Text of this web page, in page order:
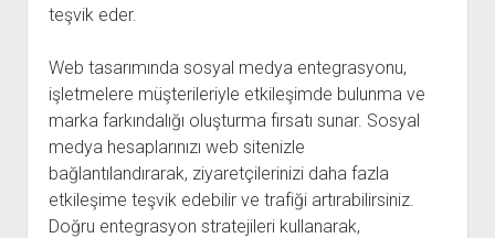
teşvik eder.
Web tasarımında sosyal medya entegrasyonu,
işletmelere müşterileriyle etkileşimde bulunma ve
marka farkındalığı oluşturma fırsatı sunar. Sosyal
medya hesaplarınızı web sitenizle
bağlantılandırarak, ziyaretçilerinizi daha fazla
etkileşime teşvik edebilir ve trafiği artırabilirsiniz.
Doğru entegrasyon stratejileri kullanarak,